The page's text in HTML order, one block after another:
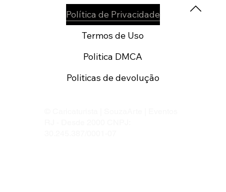
Política de Privacidade
Termos de Uso
Politica DMCA
Politicas de devolução